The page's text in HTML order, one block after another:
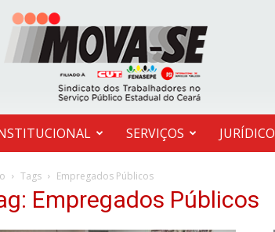
MOVA-
SE
SERVIÇOS JURÍDICO
Tags Empregados Públicos
Empregados Públicos